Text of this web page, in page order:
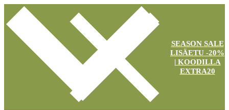
SEASON SALE
LISÄETU -20%
| KOODILLA
EXTRA20